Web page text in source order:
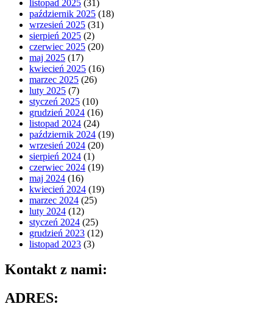
listopad 2025 (31)
październik 2025 (18)
wrzesień 2025 (31)
sierpień 2025 (2)
czerwiec 2025 (20)
maj 2025 (17)
kwiecień 2025 (16)
marzec 2025 (26)
luty 2025 (7)
styczeń 2025 (10)
grudzień 2024 (16)
listopad 2024 (24)
październik 2024 (19)
wrzesień 2024 (20)
sierpień 2024 (1)
czerwiec 2024 (19)
maj 2024 (16)
kwiecień 2024 (19)
marzec 2024 (25)
luty 2024 (12)
styczeń 2024 (25)
grudzień 2023 (12)
listopad 2023 (3)
Kontakt z nami:
ADRES: